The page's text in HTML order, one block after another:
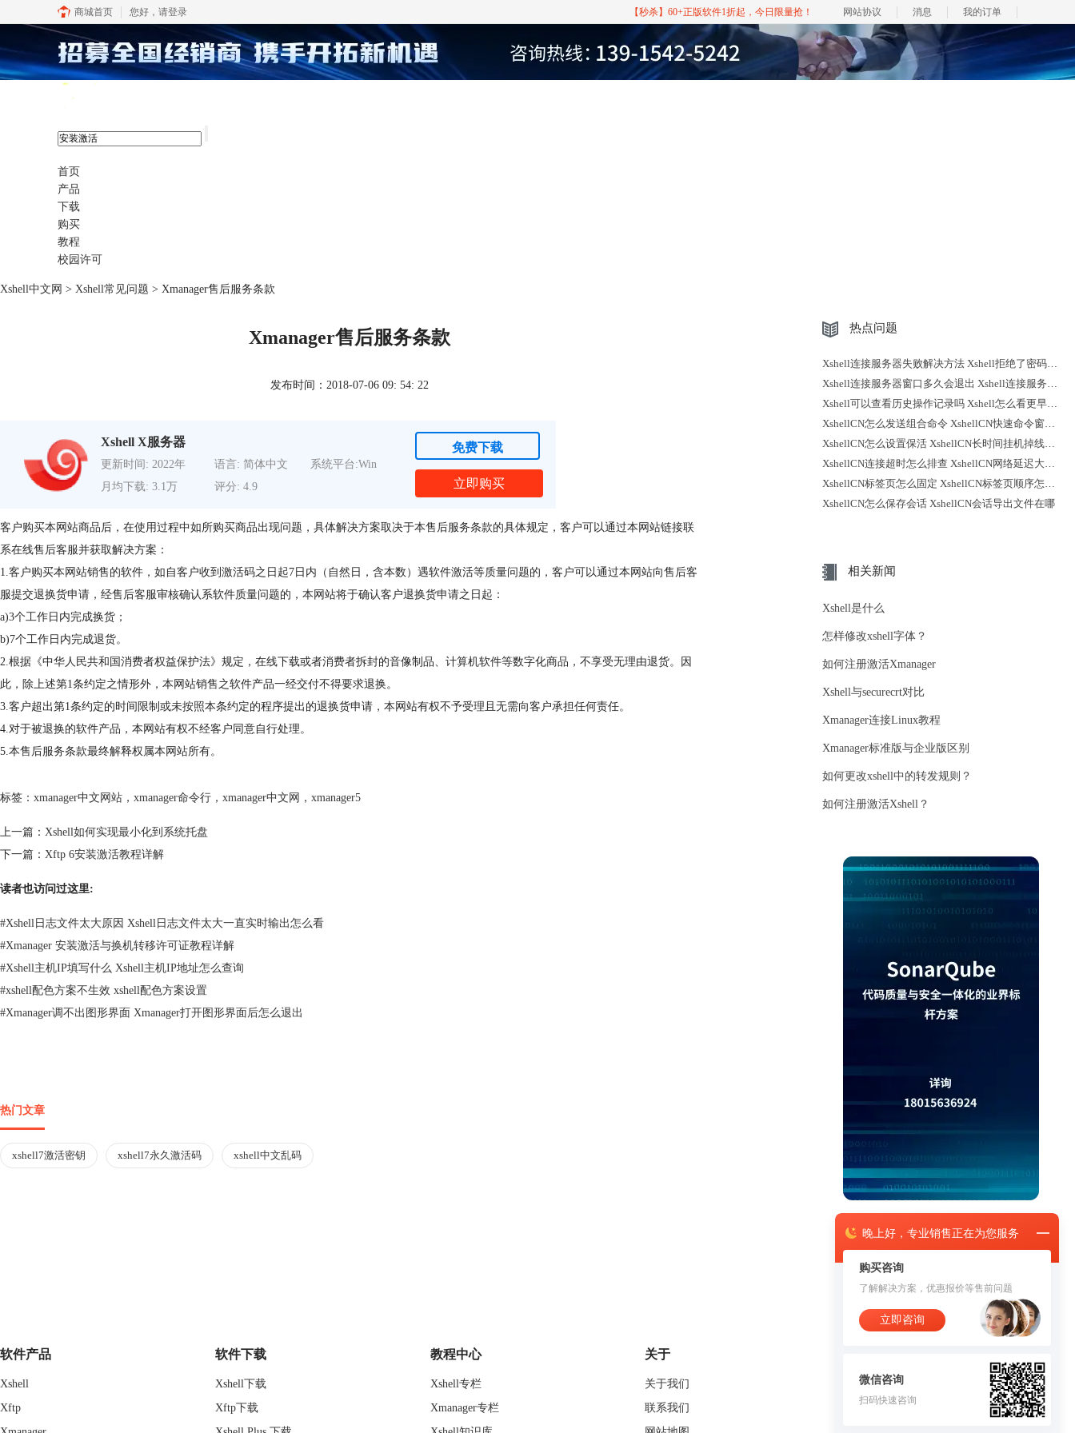
晚上好， 专业销售正在为您服务
购买咨询
了解解决方案，优惠报价等售前问题
立即咨询
微信咨询
扫码快速咨询
商城首页 您好， 请登录 【秒杀】60+正版软件1折起，今日限量抢！ 网站协议 消息 我的订单
首页
产品
下载
购买
教程
校园许可
Xshell中文网 > Xshell常见问题 > Xmanager售后服务条款
Xmanager售后服务条款
发布时间：2018-07-06 09: 54: 22
Xshell X服务器
更新时间: 2022年 语言: 简体中文
系统平台:Win
月均下载: 3.1万
评分: 4.9
免费下载
立即购买
客户购买本网站商品后，在使用过程中如所购买商品出现问题，具体解决方案取决于本售后服务条款的具体规定，客户可以通过本网站链接联
系在线售后客服并获取解决方案：
1.客户购买本网站销售的软件，如自客户收到激活码之日起7日内（自然日，含本数）遇软件激活等质量问题的，客户可以通过本网站向售后客
服提交退换货申请，经售后客服审核确认系软件质量问题的，本网站将于确认客户退换货申请之日起：
a)3个工作日内完成换货；
b)7个工作日内完成退货。
2.根据《中华人民共和国消费者权益保护法》规定，在线下载或者消费者拆封的音像制品、计算机软件等数字化商品，不享受无理由退货。因
此，除上述第1条约定之情形外，本网站销售之软件产品一经交付不得要求退换。
3.客户超出第1条约定的时间限制或未按照本条约定的程序提出的退换货申请，本网站有权不予受理且无需向客户承担任何责任。
4.对于被退换的软件产品，本网站有权不经客户同意自行处理。
5.本售后服务条款最终解释权属本网站所有。
标签： xmanager中文网站 ， xmanager命令行 ， xmanager中文网 ， xmanager5
上一篇： Xshell如何实现最小化到系统托盘
下一篇： Xftp 6安装激活教程详解
读者也访问过这里:
#Xshell日志文件太大原因 Xshell日志文件太大一直实时输出怎么看
#Xmanager 安装激活与换机转移许可证教程详解
#Xshell主机IP填写什么 Xshell主机IP地址怎么查询
#xshell配色方案不生效 xshell配色方案设置
#Xmanager调不出图形界面 Xmanager打开图形界面后怎么退出
热门文章
xshell7激活密钥 xshell7永久激活码 xshell中文乱码
热点问题
Xshell连接服务器失败解决方法 Xshell拒绝了密码怎么回事
Xshell连接服务器窗口多久会退出 Xshell连接服务器时不弹出登录提示
Xshell可以查看历史操作记录吗 Xshell怎么看更早之前的记录
XshellCN怎么发送组合命令 XshellCN快速命令窗口怎么打开
XshellCN怎么设置保活 XshellCN长时间挂机掉线怎么减少
XshellCN连接超时怎么排查 XshellCN网络延迟大怎么优化
XshellCN标签页怎么固定 XshellCN标签页顺序怎么调整
XshellCN怎么保存会话 XshellCN会话导出文件在哪
相关新闻
Xshell是什么
怎样修改xshell字体？
如何注册激活Xmanager
Xshell与securecrt对比
Xmanager连接Linux教程
Xmanager标准版与企业版区别
如何更改xshell中的转发规则？
如何注册激活Xshell？
软件产品
Xshell
Xftp
软件下载
Xshell下载
Xftp下载
教程中心
Xshell专栏
Xmanager专栏
关于
关于我们
联系我们